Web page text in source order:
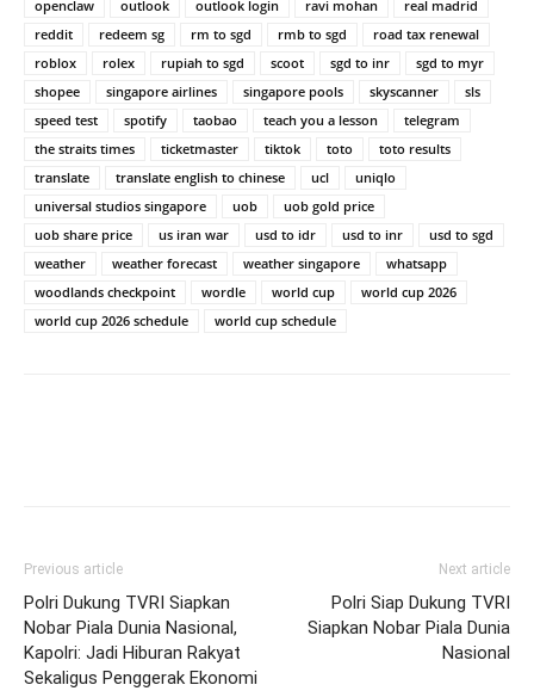
openclaw outlook outlook login ravi mohan
real madrid
reddit
redeem sg rm to sgd rmb to sgd
road tax renewal
roblox
rolex rupiah to sgd scoot sgd to inr
sgd to myr
shopee
singapore airlines singapore pools skyscanner
sls
speed test
spotify taobao teach you a lesson
telegram
the straits times
ticketmaster tiktok toto
toto results
translate
translate english to chinese ucl
uniqlo
universal studios singapore
uob
uob gold price
uob share price
us iran war usd to idr usd to inr
usd to sgd
weather
weather forecast weather singapore
whatsapp
woodlands checkpoint
wordle world cup
world cup 2026
world cup 2026 schedule
world cup schedule
Previous article
Polri Dukung TVRI Siapkan
Nobar Piala Dunia Nasional,
Kapolri: Jadi Hiburan Rakyat
Sekaligus Penggerak Ekonomi
Next article
Polri Siap Dukung TVRI
Siapkan Nobar Piala Dunia
Nasional